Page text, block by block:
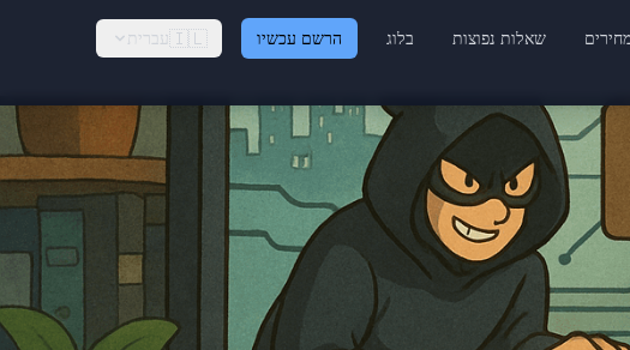
שאלות נפוצות בלוג הרשם עכשיו 🇮🇱עברית